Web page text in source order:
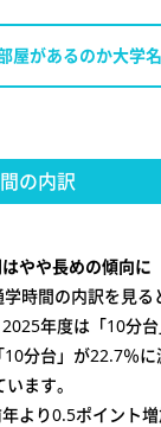
屋があるのか大学
の内訳
やや長めの傾向に
時間の内訳を見る
年度は「10分
分台」が22.7％に
ます。
より0.5ポイント